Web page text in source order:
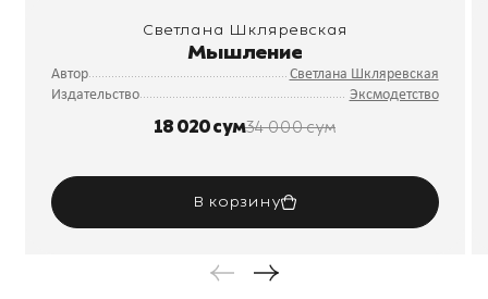
Светлана Шкляревская
Мышление
Автор
Светлана Шкляревская
Издательство
Эксмодетство
18 020 сум34 000 сум
В корзину